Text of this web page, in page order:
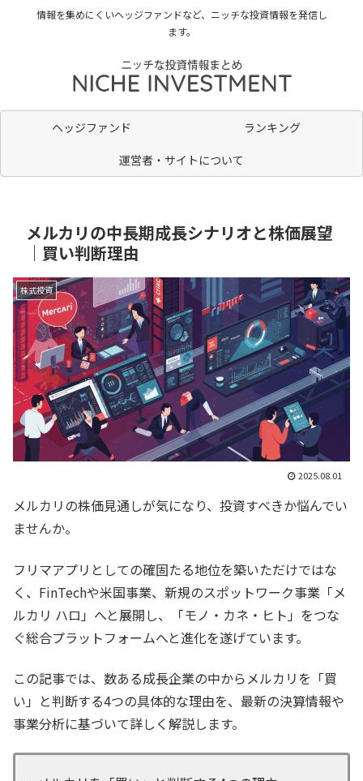
情報を集めにくいヘッジファンドなど、ニッチな投資情報を発信し
ます。
ヘッジファンド
ランキング
運営者・サイトについて
メルカリの中長期成長シナリオと株価展望
｜買い判断理由
株式投資
2025.08.01
メルカリの株価見通しが気になり、投資すべきか悩んでい
ませんか。
フリマアプリとしての確固たる地位を築いただけではな
く、FinTechや米国事業、新規のスポットワーク事業「メ
ルカリ ハロ」へと展開し、「モノ・カネ・ヒト」をつな
ぐ総合プラットフォームへと進化を遂げています。
この記事では、数ある成長企業の中からメルカリを「買
い」と判断する4つの具体的な理由を、最新の決算情報や
事業分析に基づいて詳しく解説します。